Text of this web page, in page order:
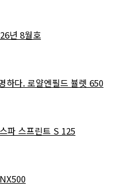
년 8월호
하다. 로얄엔필드 뷸렛 650
파 스프린트 S 125